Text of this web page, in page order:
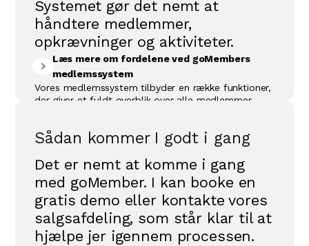
Systemet gør det nemt at
håndtere medlemmer,
opkrævninger og aktiviteter.
Læs mere om fordelene ved goMembers
medlemssystem
Vores medlemssystem tilbyder en række funktioner,
der giver et fuldt overblik over alle medlemmer,
administrere tilmelding til f.eks. holdsport, kurser og
andre arrangementer. goMember optimerer også
kommunikationen mellem medlemmerne og
foreningen, så ingen går glip af vigtig information.
Derudover tilbyder systemet en brugervenlig
hjemmeside, som kan tilpasses enhver forenings
behov. Uanset om du driver en lille lokal forening
eller en større organisation, gør goMember det
nemt at holde styr på alt fra aktiviteter til
Sådan kommer I godt i gang
Det er nemt at komme i gang
med goMember. I kan booke en
gratis demo eller kontakte vores
salgsafdeling, som står klar til at
hjælpe jer igennem processen.